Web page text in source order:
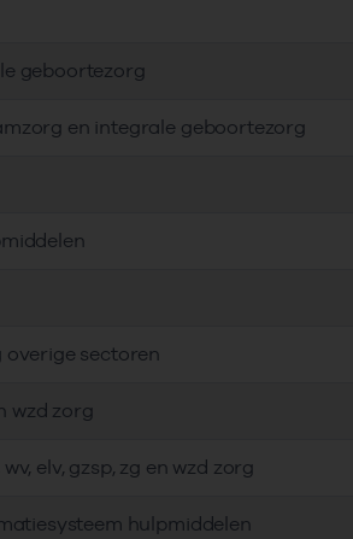
geboortezorg
en integrale geboortezorg
sectoren
wzd zorg
elv, gzsp, zg en wzd zorg
hulpmiddelen